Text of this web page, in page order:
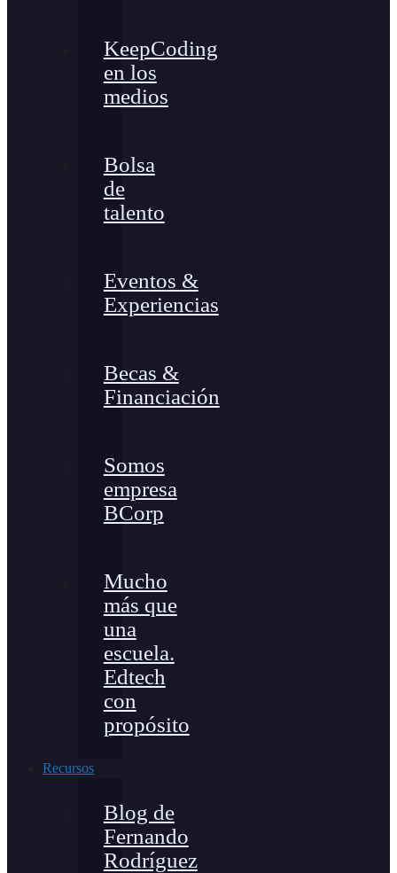
KeepCoding
en los
medios
Bolsa
de
talento
Eventos &
Experiencias
Becas &
Financiación
Somos
empresa
BCorp
Mucho
más que
una
escuela.
Edtech
con
propósito
Recursos
Blog de
Fernando
Rodríguez